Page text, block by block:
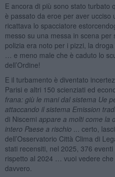
E ancora di più sono stato turbato
è passato da eroe per aver ucciso
ricattava lo spacciatore
messo su una messa in scena
polizia era noto per i pizzi, la
… e meno male che è caduto lo
dell’Ordine!
E il turbamento è diventato
Parisi e altri 150 scienziati ed
frana: giù le mani dal sistema Ue
attaccando il sistema Emission
di Niscemi appare a molti come la
intero Paese a rischio ..
. certo,
dell’Osservatorio Città Clima di
stati recensiti, nel 2025, 376
rispetto al 2024 … vuoi vedere
davvero.